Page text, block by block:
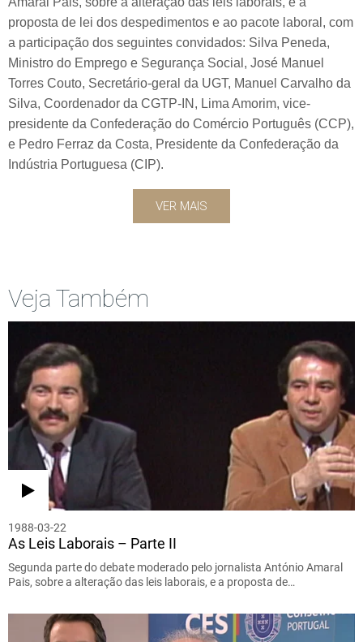
proposta de lei dos despedimentos e ao pacote laboral, com
a participação dos seguintes convidados: Silva Peneda,
Ministro do Emprego e Segurança Social, José Manuel
Torres Couto, Secretário-geral da UGT, Manuel Carvalho da
Silva, Coordenador da CGTP-IN, Lima Amorim, vice-
presidente da Confederação do Comércio Português (CCP),
e Pedro Ferraz da Costa, Presidente da Confederação da
Indústria Portuguesa (CIP).
VER MAIS
Veja Também
1988-03-22
As Leis Laborais – Parte II
Segunda parte do debate moderado pelo jornalista António Amaral
Pais, sobre a alteração das leis laborais, e a proposta de…